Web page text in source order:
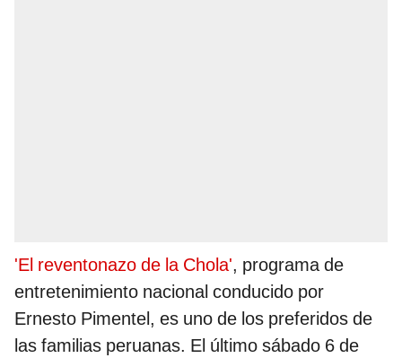
'El reventonazo de la Chola', programa de
entretenimiento nacional conducido por
Ernesto Pimentel, es uno de los preferidos de
las familias peruanas. El último sábado 6 de